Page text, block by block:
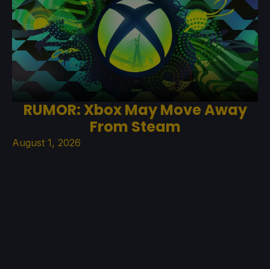
RUMOR: Xbox May Move Away
From Steam
August 1, 2026